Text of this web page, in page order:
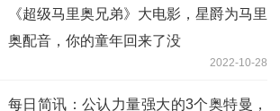
《超级马里奥兄弟》大电影，星爵为马里
奥配音，你的童年回来了没
2022-10-28
每日简讯：公认力量强大的3个奥特曼，